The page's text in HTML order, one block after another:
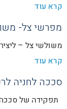
קרא עוד
מפרשי צל-
משולשי צל –
קרא עוד
סככה לחניה
תפקידה של סככה